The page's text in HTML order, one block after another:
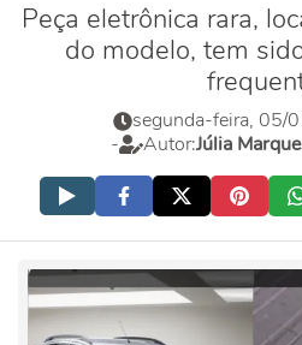
Peça eletrônica rara,
do modelo, tem
segunda-feira, 05/
-
Autor:Júlia